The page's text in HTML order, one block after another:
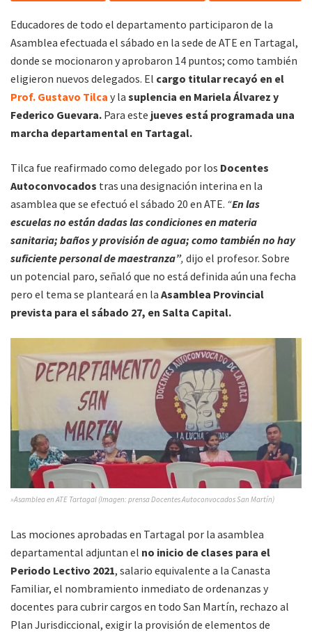
Educadores de todo el departamento participaron de la
Asamblea efectuada el sábado en la sede de ATE en Tartagal,
donde se mocionaron y aprobaron 14 puntos; como también
eligieron nuevos delegados. El cargo titular recayó en el
Prof. Gustavo Tilca y la suplencia en Mariela Álvarez y
Federico Guevara. Para este jueves está programada una
marcha departamental en Tartagal.
Tilca fue reafirmado como delegado por los Docentes
Autoconvocados tras una designación interina en la
asamblea que se efectuó el sábado 20 en ATE. “En las
escuelas no están dadas las condiciones en materia
sanitaria; baños y provisión de agua; como también no hay
suficiente personal de maestranza”, dijo el profesor. Sobre
un potencial paro, señaló que no está definida aún una fecha
pero el tema se planteará en la Asamblea Provincial
prevista para el sábado 27, en Salta Capital.
»Asamblea en ATE Tartagal (Imagen: prensa Docentes Autoconvocados San Martín)
Las mociones aprobadas en Tartagal por la asamblea
departamental adjuntan el no inicio de clases para el
Periodo Lectivo 2021, salario equivalente a la Canasta
Familiar, el nombramiento inmediato de ordenanzas y
docentes para cubrir cargos en todo San Martín, rechazo al
Plan Jurisdiccional, exigir la provisión de elementos de